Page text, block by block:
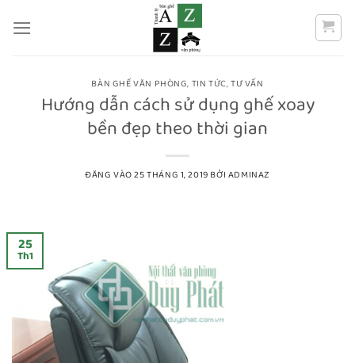
qua
BÀN GHẾ VĂN PHÒNG, TIN TỨC,TƯ VẤN
Hướng dẫn cách sử dụng ghế xoay
bền đẹp theo thời gian
ĐĂNG VÀO25 THÁNG 1, 2019 BỞI ADMINAZ
25
Th1